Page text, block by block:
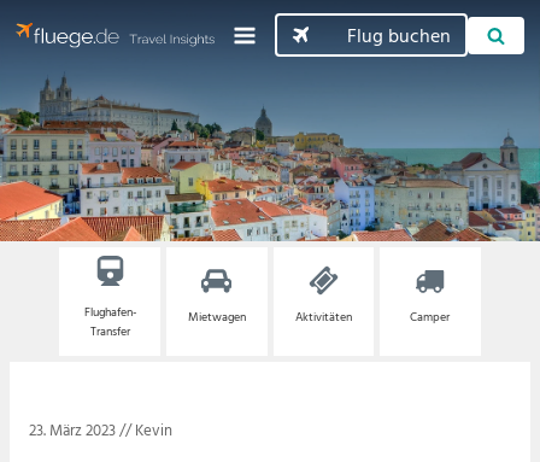
Flug buchen
Flughafen-
Transfer
Mietwagen Aktivitäten Camper
23. März 2023//Kevin